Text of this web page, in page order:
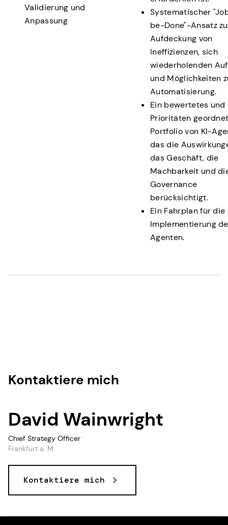
Validierung und
Anpassung
Systematischer
be-Done"-Ansatz
Aufdeckung von
Ineffizienzen, sich
wiederholenden
und Möglichkeiten
Automatisierung.
Ein bewertetes und
Prioritäten
Portfolio von KI-
das die
das Geschäft, die
Machbarkeit und
Governance
berücksichtigt.
Ein Fahrplan für die
Implementierung
Agenten.
Kontaktiere mich
David Wainwright
Chief Strategy Officer
Frankfurt a. M.
Kontaktiere mich